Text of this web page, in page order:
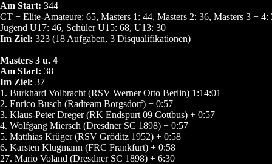
Am Start: 344
CT + Elite-Amateure: 65, Masters 1: 44, Masters 2: 36, Masters 3 + 4:
Jugend U17: 46, Schüler U15: 68, U13: 30
Im Ziel: 323 (18 Aufgaben, 3 Disqualifikationen)
Masters 3 u. 4
Am Start: 38
Im Ziel: 37
1. Burkhard Volbracht (RSV Werner Otto Berlin) 1:14:01
2. Enrico Busch (Radteam Borgsdorf) + 0:57
3. Klaus-Peter Dreger (RK Endspurt 09 Cottbus) + 0:57
4. Wolfgang Miersch (Dresdner SC 1898) + 0:57
5. Matthias Krüger (RSV Gröditz 1952) + 0:58
6. Karsten Klugmann (FRC Frankfurt) + 0:58
27. Mario Voland (Dresdner SC 1898) + 6:30